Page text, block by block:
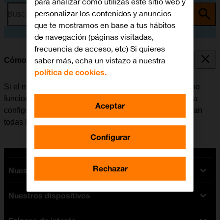
Busca por problema o tema
Cómo restablecer la configuración predeterminada
Si el móvil reacciona lentamente o de alguna manera no
funciona bien, en algunos casos ayuda el restablecer la
configuración predeterminada. De esta manera se borran
todas las configuraciones creadas en el móvil.
Nuestras tarifas
Tarifas Orange
Tarifas fibra y móvil
Nuestros dispositivos
personalizar los contenidos y anuncios
que te mostramos en base a tus hábitos
de navegación (páginas visitadas,
frecuencia de acceso, etc) Si quieres
saber más, echa un vistazo a nuestra
política de cookies.
Configurar
Rechazar
Aceptar